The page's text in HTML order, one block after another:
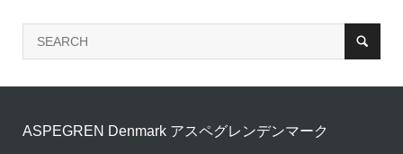
ASPEGREN Denmark アスペグレンデンマーク